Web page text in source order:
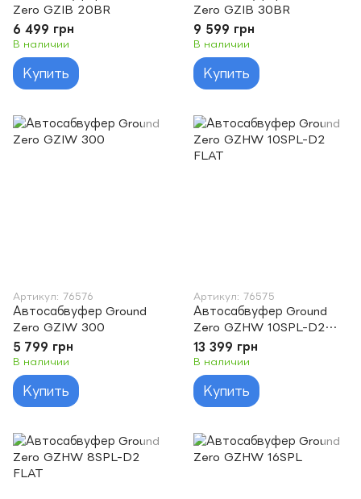
Zero GZIB 20BR
6 499 грн
В наличии
Купить
Zero GZIB 30BR
9 599 грн
В наличии
Купить
Артикул: 76576
Автосабвуфер Ground
Zero GZIW 300
5 799 грн
В наличии
Купить
Артикул: 76575
Автосабвуфер Ground
Zero GZHW 10SPL-D2
FLAT
13 399 грн
В наличии
Купить